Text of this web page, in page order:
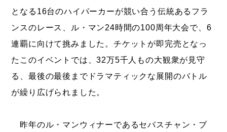
となる16台のハイパーカーが競い合う伝統あるフラ
ンスのレース、ル・マン24時間の100周年大会で、6
連覇に向けて挑みました。チケットが即完売となっ
たこのイベントでは、32万5千人もの大観衆が見守
る、最後の最後までドラマティックな展開のバトル
が繰り広げられました。
昨年のル・マンウィナーであるセバスチャン・ブ